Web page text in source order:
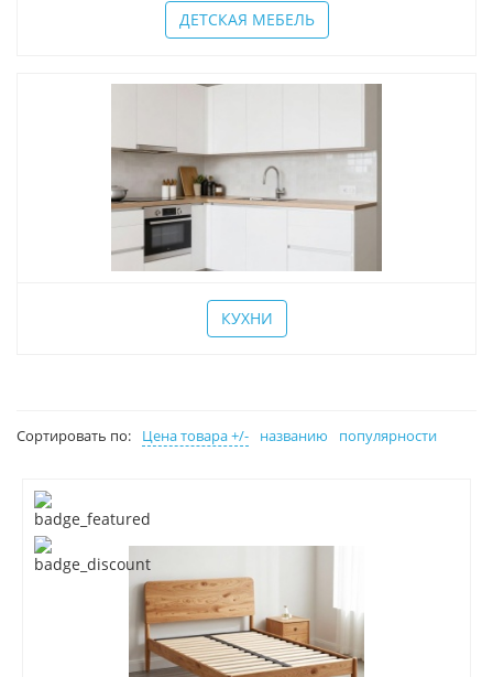
ДЕТСКАЯ МЕБЕЛЬ
КУХНИ
Сортировать по: Цена товара +/- названию популярности